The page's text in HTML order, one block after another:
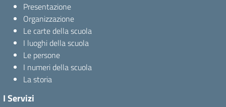
Presentazione
Organizzazione
Le carte della scuola
I luoghi della scuola
Le persone
I numeri della scuola
La storia
I Servizi